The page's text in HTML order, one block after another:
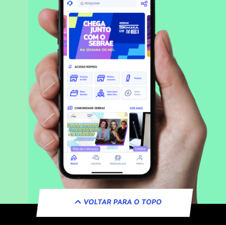
VOLTAR PARA O TOPO